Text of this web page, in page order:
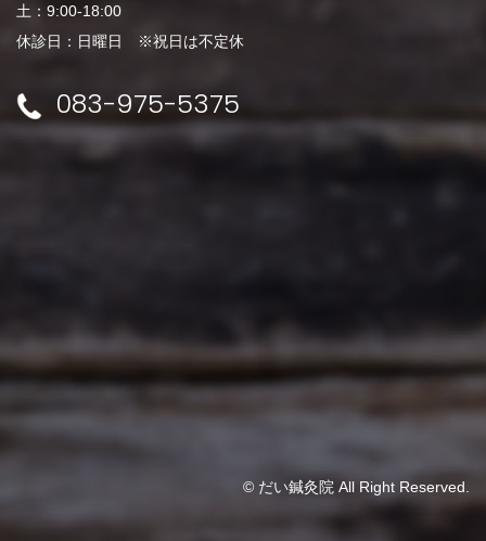
土：9:00-18:00
休診日：日曜日 ※祝日は不定休
083-975-5375
© だい鍼灸院 All Right Reserved.